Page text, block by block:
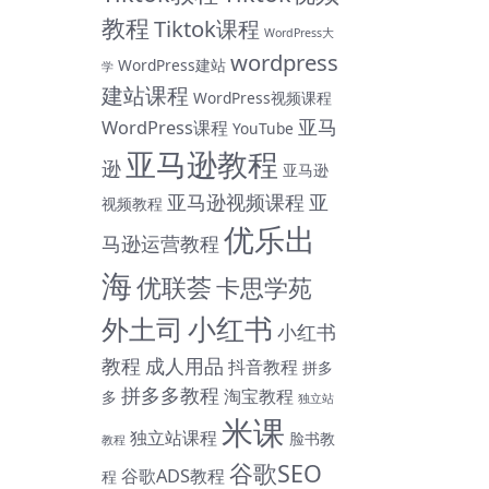
教程Tiktok课程 WordPress大
学 WordPress建站 wordpress
建站课程 WordPress视频课程
WordPress课程 YouTube 亚马
逊 亚马逊教程 亚马逊
视频教程 亚马逊视频课程 亚
马逊运营教程 优乐出
海优联荟卡思学苑
外土司 小红书 小红书
教程 成人用品 抖音教程 拼多
多 拼多多教程 淘宝教程 独立站
教程 独立站课程 米课 脸书教
程 谷歌ADS教程 谷歌SEO